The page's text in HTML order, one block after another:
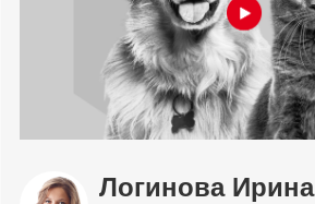
Логинова Ирина